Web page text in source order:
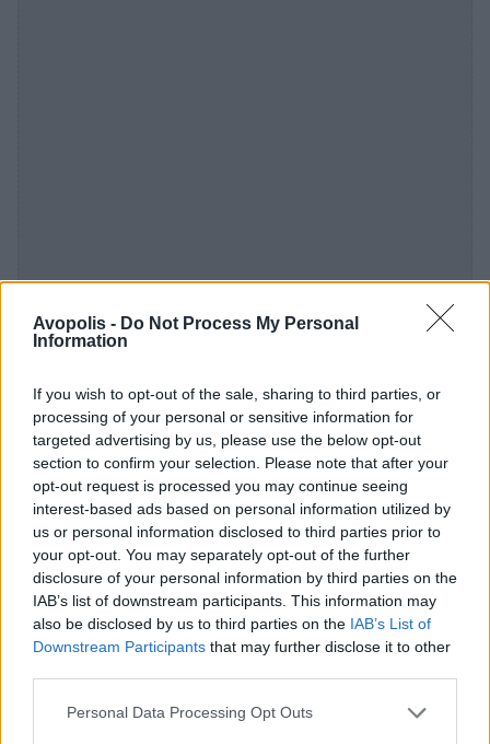
Avopolis - Do Not Process My Personal
Information
If you wish to opt-out of the sale, sharing to third parties, or
processing of your personal or sensitive information for
targeted advertising by us, please use the below opt-out
section to confirm your selection. Please note that after your
opt-out request is processed you may continue seeing
interest-based ads based on personal information utilized by
us or personal information disclosed to third parties prior to
your opt-out. You may separately opt-out of the further
disclosure of your personal information by third parties on the
IAB’s list of downstream participants. This information may
also be disclosed by us to third parties on the IAB’s List of
Downstream Participants that may further disclose it to other
Personal Data Processing Opt Outs
Στο "Evil Way" ο Chuck αναλαμβάνει ο ίδιος τα
ηνία της παραγωγής. Αυτό το κομμάτι
στρέφεται έντονα σε ροκ υφές - κιθάρες με
στρώσεις, κύμβαλα που δυναμιτίζουν, έντονη
παραμόρφωση μεσαίων συχνοτήτων. Οι στίχοι
Το "Sexegenarian" τραβάει τα πράγματα σε μια